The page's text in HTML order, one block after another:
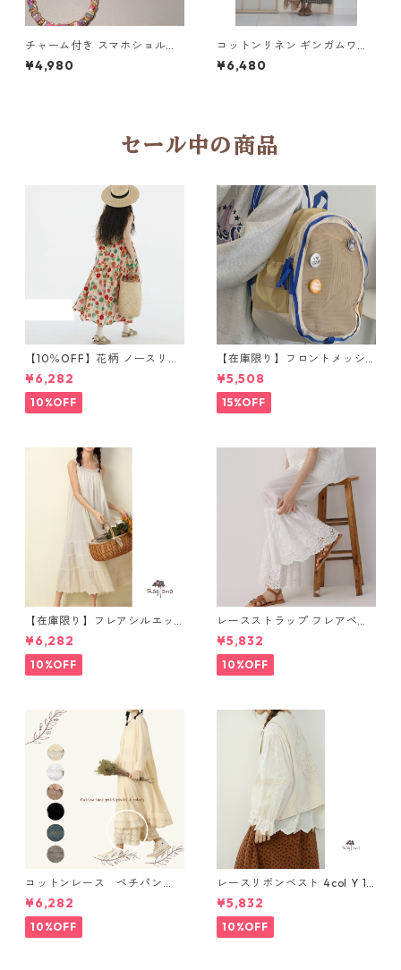
チャーム付き スマホショルダ
ーストラップ 5col H 260122
¥4,980
コットンリネン ギンガムワン
ピ Y 260076
¥6,480
セール中の商品
【10％OFF】花柄 ノースリー
ブワンピース 10768
¥6,282
10%OFF
【在庫限り】フロントメッシ
ュ バックパック M 2col 11170
¥5,508
15%OFF
【在庫限り】フレアシルエッ
ト キャミワンピース 2col N
WP123
¥6,282
10%OFF
レースストラップ フレアペチ
パンツ Y 10925
¥5,832
10%OFF
コットンレース ペチパン
ツ 6 colors R2020131
¥6,282
10%OFF
レースリボンベスト 4col Y 111
15
¥5,832
10%OFF